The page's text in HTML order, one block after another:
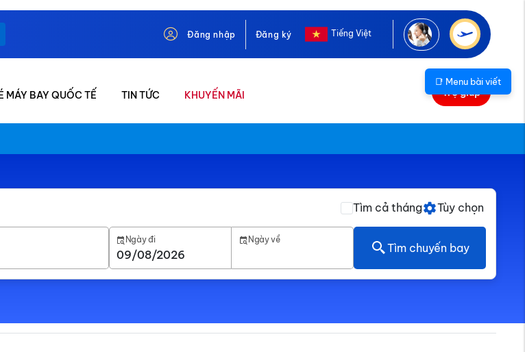
Đăng nhập Đăng ký Tiếng Việt
MÁY BAY QUỐC TẾ TIN TỨC KHUYẾN MÃI Trợ giúp
Tìm cả tháng Tùy chọn
Ngày đi Ngày về
Tìm chuyến bay
📑 Menu bài viết